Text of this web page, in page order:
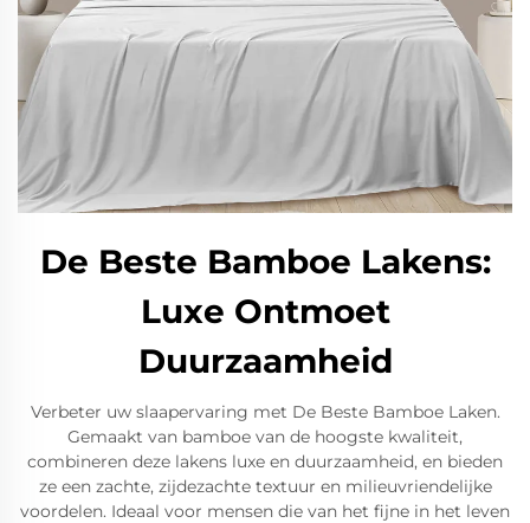
De Beste Bamboe Lakens:
Luxe Ontmoet
Duurzaamheid
Verbeter uw slaapervaring met De Beste Bamboe Laken.
Gemaakt van bamboe van de hoogste kwaliteit,
combineren deze lakens luxe en duurzaamheid, en bieden
ze een zachte, zijdezachte textuur en milieuvriendelijke
voordelen. Ideaal voor mensen die van het fijne in het leven